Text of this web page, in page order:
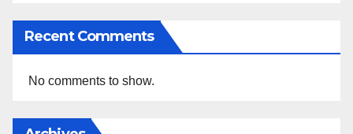
Recent Comments
No comments to show.